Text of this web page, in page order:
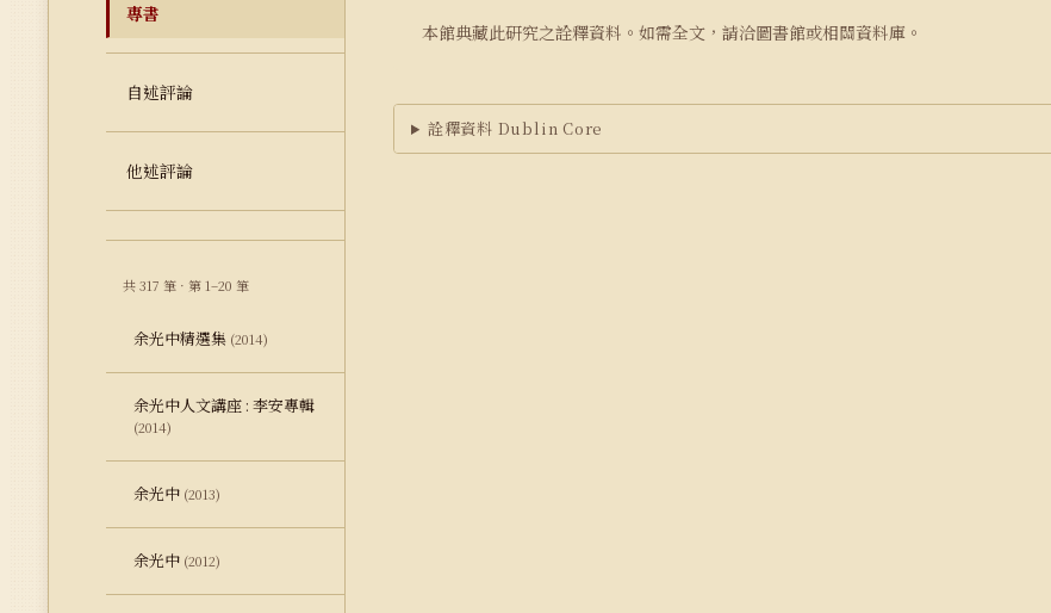
專書
自述評論
他述評論
共 317 筆 · 第 1–20 筆
余光中精選集 (2014)
余光中人文講座 : 李安專輯
(2014)
余光中 (2013)
余光中 (2012)
本館典藏此研究之詮釋資料。如需全文，請洽圖書館或相關資料庫。
詮釋資料 Dublin Core